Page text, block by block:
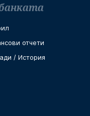
отчети
/ История